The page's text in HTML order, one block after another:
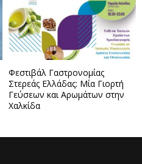
Φεστιβάλ Γαστρονομίας
Στερεάς Ελλάδας: Μία Γιορτή
Γεύσεων και Αρωμάτων στην
Χαλκίδα